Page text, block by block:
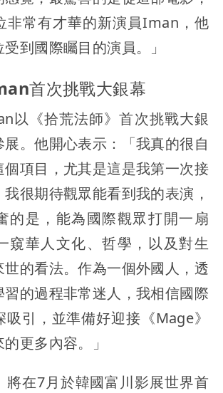
非常有才華的新演員Iman，他
到國際矚目的演員。」
首次挑戰大銀幕
以《拾荒法師》首次挑戰大銀
。他開心表示：「我真的很自
項目，尤其是這是我第一次接
很期待觀眾能看到我的表演，
的是，能為國際觀眾打開一扇
窺華人文化、哲學，以及對生
的看法。作為一個外國人，透
的過程非常迷人，我相信國際
引，並準備好迎接《Mage》
更多內容。」
將在7月於韓國富川影展世界首